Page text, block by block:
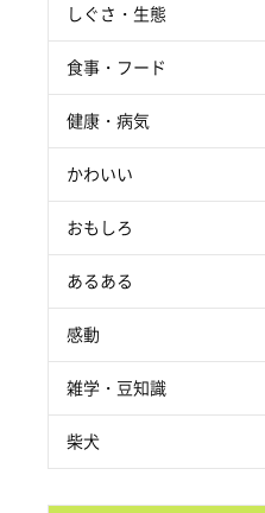
しぐさ・生態
食事・フード
健康・病気
かわいい
おもしろ
あるある
感動
雑学・豆知識
柴犬